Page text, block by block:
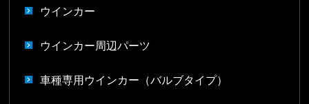
ウインカー
ウインカー周辺パーツ
車種専用ウインカー（バルブタイプ）